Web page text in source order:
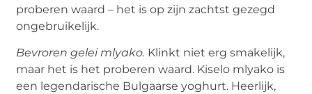
proberen waard – het is op zijn zachtst gezegd
ongebruikelijk.
Bevroren gelei mlyako. Klinkt niet erg smakelijk,
maar het is het proberen waard. Kiselo mlyako is
een legendarische Bulgaarse yoghurt. Heerlijk,